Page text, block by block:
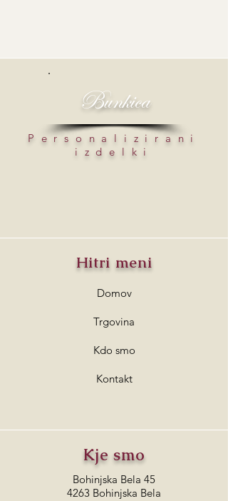
Bunkica
Personalizirani
izdelki
Hitri meni
Domov
Trgovina
Kdo smo
Kontakt
Kje smo
Bohinjska Bela 45
4263 Bohinjska Bela